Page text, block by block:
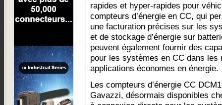
rapides et hyper-rapides pour
compteurs d’énergie en CC, qui
une facturation précises sur les
et de stockage d’énergie sur
peuvent également fournir des
pour les systèmes en CC dans
applications économes en énergie.
Les compteurs d’énergie CC
Gavazzi, désormais disponibles